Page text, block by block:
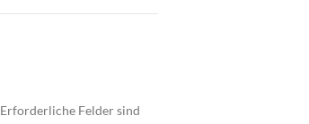
Erforderliche Felder sind